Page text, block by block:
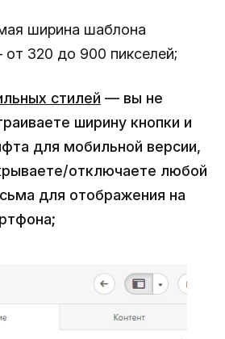
ширина шаблона
320 до 900 пикселей;
стилей — вы не
ширину кнопки и
для мобильной версии,
отключаете любой
для отображения на